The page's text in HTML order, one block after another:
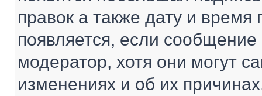
правок а также дату и
появляется, если
модератор, хотя они могут
изменениях и об их